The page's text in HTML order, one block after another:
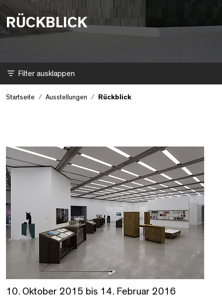
RÜCKBLICK
Filter
Startseite Ausstellungen Rückblick
10. Oktober 2015 bis 14. Februar 2016